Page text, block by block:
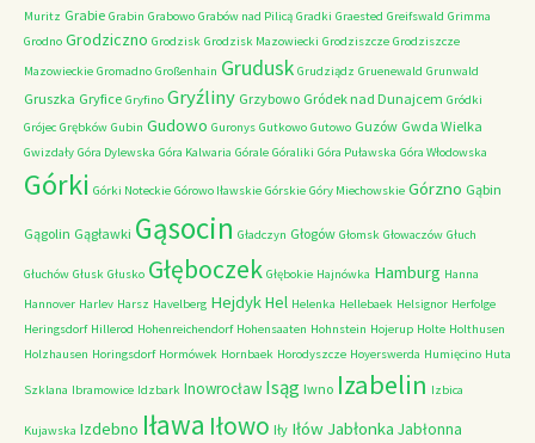
Muritz Grabie Grabin Grabowo Grabów nad Pilicą Gradki Graested Greifswald Grimma
Grodno Grodziczno Grodzisk Grodzisk Mazowiecki Grodziszcze Grodziszcze
Mazowieckie Gromadno Großenhain Grudusk Grudziądz Gruenewald Grunwald
Gruszka Gryfice Gryfino Gryźliny Grzybowo Gródek nad Dunajcem Gródki
Grójec Grębków Gubin Gudowo Guronys Gutkowo Gutowo Guzów Gwda Wielka
Gwizdały Góra Dylewska Góra Kalwaria Górale Góraliki Góra Puławska Góra Włodowska
Górki Górki Noteckie Górowo Iławskie Górskie Góry Miechowskie Górzno Gąbin
Gągolin Gągławki Gąsocin Gładczyn Głogów Głomsk Głowaczów Głuch
Głuchów Głusk Głusko Głęboczek Głębokie Hajnówka Hamburg Hanna
Hannover Harlev Harsz Havelberg HejdykHel Helenka Hellebaek Helsignor Herfolge
Heringsdorf Hillerod Hohenreichendorf Hohensaaten Hohnstein Hojerup Holte Holthusen
Holzhausen Horingsdorf Hormówek Hornbaek Horodyszcze Hoyerswerda Humięcino Huta
Szklana Ibramowice Idzbark Inowrocław Isąg Iwno Izabelin Izbica
Kujawska Izdebno Iława Iłowo Iły Iłów Jabłonka Jabłonna